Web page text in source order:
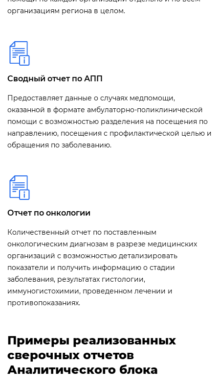
организациям региона в целом.
Сводный отчет по АПП
Предоставляет данные о случаях медпомощи,
оказанной в формате амбулаторно-поликлинической
помощи с возможностью разделения на посещения по
направлению, посещения с профилактической целью и
обращения по заболеванию.
Отчет по онкологии
Количественный отчет по поставленным
онкологическим диагнозам в разрезе медицинских
организаций с возможностью детализировать
показатели и получить информацию о стадии
заболевания, результатах гистологии,
иммуногистохимии, проведенном лечении и
противопоказаниях.
Примеры реализованных
сверочных отчетов
Аналитического блока